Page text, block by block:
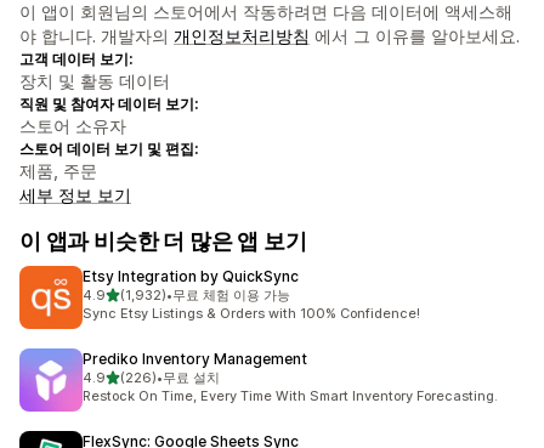
이 앱이 회원님의 스토어에서 작동하려면 다음 데이터에 액세스해
야 합니다. 개발자의 개인정보처리방침 에서 그 이유를 알아보세요.
고객 데이터 보기:
장치 및 활동 데이터
직원 및 참여자 데이터 보기:
스토어 소유자
스토어 데이터 보기 및 편집:
제품, 주문
세부 정보 보기
이 앱과 비슷한 더 많은 앱 보기
Etsy Integration by QuickSync
4.9별 5개 중
(1,932)
총 리뷰 1932개
•무료 체험 이용 가능
Sync Etsy Listings & Orders with 100% Confidence!
Prediko Inventory Management
4.9별 5개 중
(226)
총 리뷰 226개
•무료 설치
Restock On Time, Every Time With Smart Inventory Forecasting.
FlexSync: Google Sheets Sync